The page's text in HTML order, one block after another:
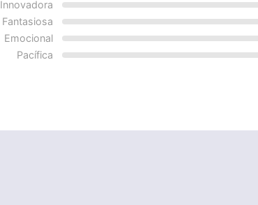
Innovadora
Fantasiosa
Emocional
Pacífica